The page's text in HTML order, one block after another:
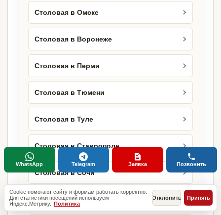
Столовая в Омске
Столовая в Воронеже
Столовая в Перми
Столовая в Тюмени
Столовая в Туле
Столовая в Ставрополе
Столовая в Сочи
Столовая в Белгороде
Cookie помогают сайту и формам работать корректно.
Для статистики посещений используем
Яндекс.Метрику. Политика
Отклонить Принять
WhatsApp Telegram Заявка Позвонить